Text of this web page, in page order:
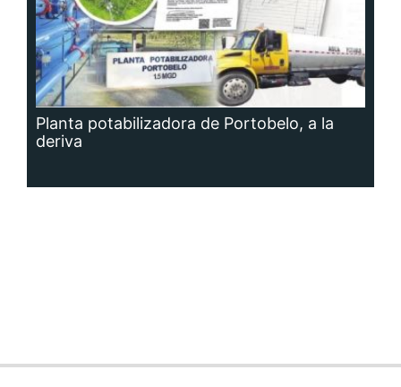
Planta potabilizadora de Portobelo, a la
deriva